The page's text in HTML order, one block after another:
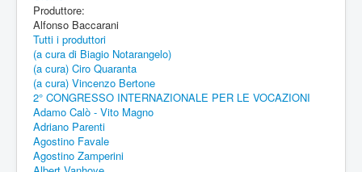
Produttore:
Alfonso Baccarani
Tutti i produttori
(a cura di Biagio Notarangelo)
(a cura) Ciro Quaranta
(a cura) Vincenzo Bertone
2° CONGRESSO INTERNAZIONALE PER LE VOCAZIONI
Adamo Calò - Vito Magno
Adriano Parenti
Agostino Favale
Agostino Zamperini